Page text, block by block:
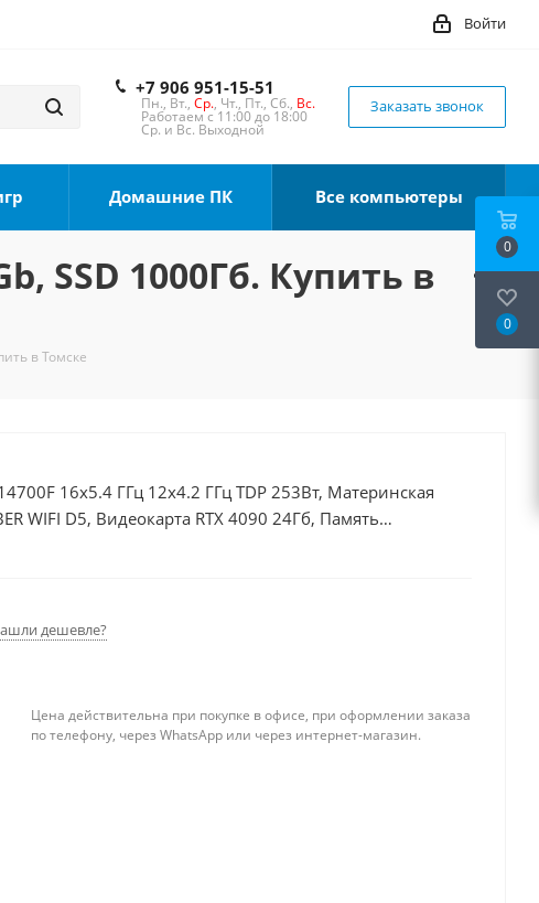
Войти
+7 906 951-15-51
Пн., Вт., Ср., Чт., Пт., Сб., Вс.
Работаем с 11:00 до 18:00
Ср. и Вс. Выходной
Заказать звонок
Домашние ПК Все компьютеры
SSD 1000Гб. Купить в
в Томске
16x5.4 ГГц 12x4.2 ГГц TDP 253Вт, Материнская
WIFI D5, Видеокарта RTX 4090 24Гб, Память
БП 850Вт
дешевле?
Цена действительна при покупке в офисе, при оформлении заказа
по телефону, через WhatsApp или через интернет-магазин.
0
0